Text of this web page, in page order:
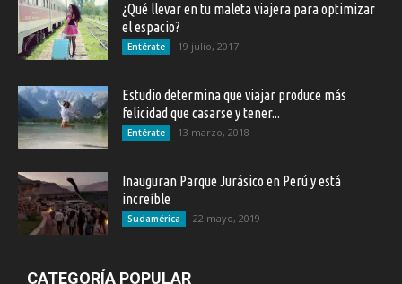
¿Qué llevar en tu maleta viajera para optimizar
el espacio?
Entérate 19 julio, 2017
Estudio determina que viajar produce más
felicidad que casarse y tener...
Entérate 13 marzo, 2018
Inauguran Parque Jurásico en Perú y está
increíble
Sudamérica 22 mayo, 2019
CATEGORÍA POPULAR